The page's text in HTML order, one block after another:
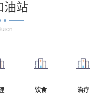
油站
饮食 治疗